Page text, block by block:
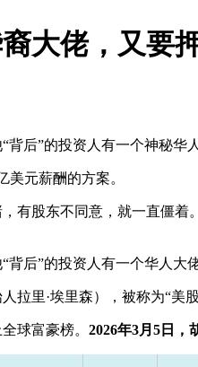
大佬，又要
后”的投资人有一个神秘华
元薪酬的方案。
有股东不同意，就一直僵
后”的投资人有一个华人大
里·埃里森），被称为“美股
球富豪榜。 2026年3月5日，